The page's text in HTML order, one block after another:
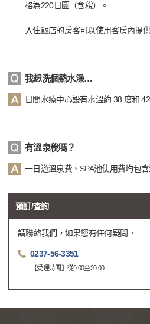
格為220日圓（含稅）。
入住飯店的房客可以使用客房內提
我想洗個熱水澡…
日間水療中心設有水溫約 38 度和
有溫泉稅嗎？
一日遊溫泉費、SPA池使用費均包
預訂/查詢
請聯絡我們，如果您有任何疑問。
0237-56-3351
【受理時間】從9:00至20:00